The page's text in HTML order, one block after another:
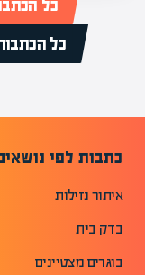
כל
כל
כתבות לפי
איתור נזילות
בדק בית
בוגרים מצטיינים